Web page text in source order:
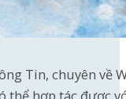
Tin, chuyên về
thể hợp tác được